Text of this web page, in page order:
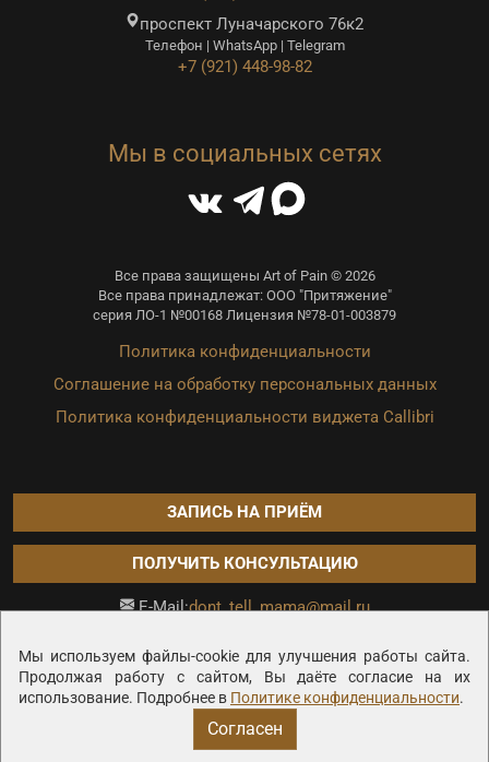
Мы используем файлы-cookie для улучшения работы сайта.
Продолжая работу с сайтом, Вы даёте согласие на их
использование. Подробнее в Политике конфиденциальности.
Согласен
проспект Луначарского 76к2
Телефон | WhatsApp | Telegram
+7 (921) 448-98-82
Мы в социальных сетях
Все права защищены Art of Pain © 2026
Все права принадлежат: ООО "Притяжение"
серия ЛО-1 №00168 Лицензия №78-01-003879
Политика конфиденциальности
Соглашение на обработку персональных данных
Политика конфиденциальности виджета Callibri
ЗАПИСЬ НА ПРИЁМ
ПОЛУЧИТЬ КОНСУЛЬТАЦИЮ
E-Mail:dont_tell_mama@mail.ru